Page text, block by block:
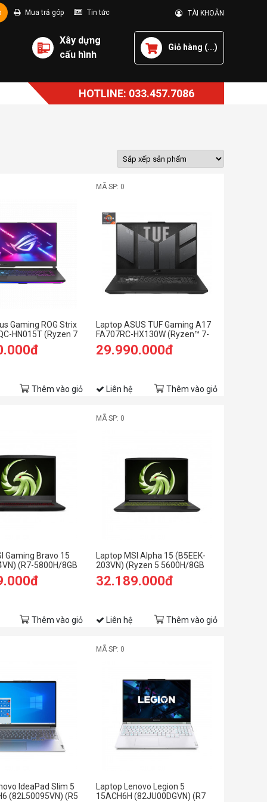
Mua trả góp Tin tức TÀI KHOẢN
Xây dựng
cấu hình
Giỏ hàng (...)
HOTLINE: 033.457.7086
Gaming ROG Strix
HN015T (Ryzen 7
RAM/512GB
144hz/RTX 3050
Thêm vào giỏ
MÃ SP: 0
Laptop ASUS TUF Gaming A17
FA707RC-HX130W (Ryzen™ 7-
6800H | 8GB | 512GB | RTX™
3050 4GB | 17.3-inch FHD | Win
29.990.000đ
Liên hệ Thêm vào giỏ
Gaming Bravo 15
(R7-5800H/8GB
SSD/RX5500M
FHD/Win 11/Đen)
Thêm vào giỏ
MÃ SP: 0
Laptop MSI Alpha 15 (B5EEK-
203VN) (Ryzen 5 5600H/8GB
RAM/512GBSSD/15.6 inch FHD
144Hz/RX6600M 8GB/Win11/
32.189.000đ
Liên hệ Thêm vào giỏ
IdeaPad Slim 5
(82L50095VN) (R5
MÃ SP: 0
Laptop Lenovo Legion 5
15ACH6H (82JU00DGVN) (R7